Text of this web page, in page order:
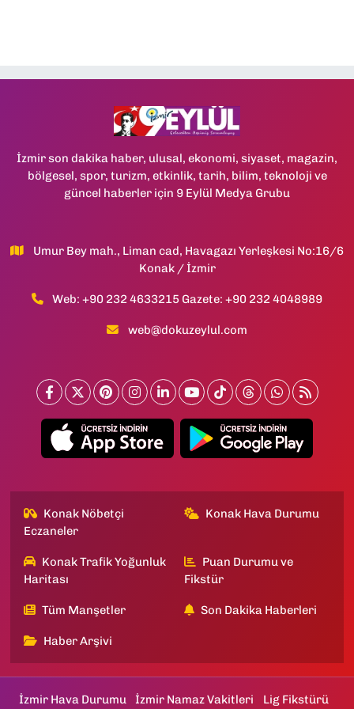
İzmir son dakika haber, ulusal, ekonomi, siyaset, magazin,
bölgesel, spor, turizm, etkinlik, tarih, bilim, teknoloji ve
güncel haberler için 9 Eylül Medya Grubu
Umur Bey mah., Liman cad, Havagazı Yerleşkesi No:16/6
Konak / İzmir
Web: +90 232 4633215 Gazete: +90 232 4048989
web@dokuzeylul.com
Konak Nöbetçi
Eczaneler
Konak Hava Durumu
Konak Trafik Yoğunluk
Haritası
Puan Durumu ve
Fikstür
Tüm Manşetler Son Dakika Haberleri
Haber Arşivi
İzmir Hava Durumu İzmir Namaz Vakitleri Lig Fikstürü